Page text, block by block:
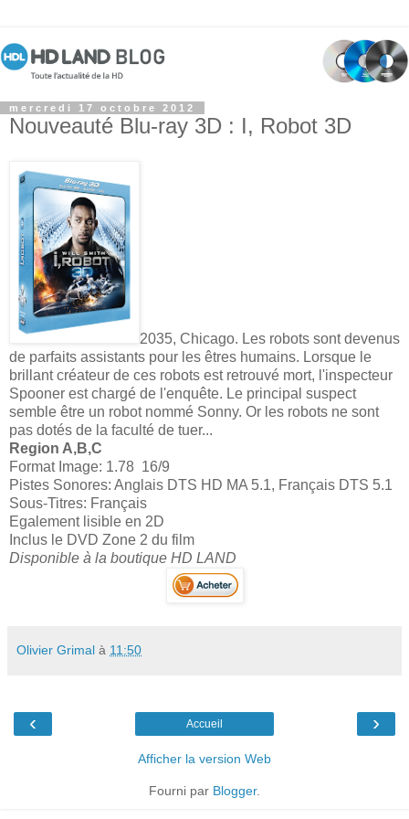
mercredi 17 octobre 2012
Nouveauté Blu-ray 3D : I, Robot 3D
2035, Chicago. Les robots sont devenus
de parfaits assistants pour les êtres humains. Lorsque le
brillant créateur de ces robots est retrouvé mort, l'inspecteur
Spooner est chargé de l'enquête. Le principal suspect
semble être un robot nommé Sonny. Or les robots ne sont
pas dotés de la faculté de tuer...
Region A,B,C
Format Image: 1.78 16/9
Pistes Sonores: Anglais DTS HD MA 5.1, Français DTS 5.1
Sous-Titres: Français
Egalement lisible en 2D
Inclus le DVD Zone 2 du film
Disponible à la boutique HD LAND
Olivier Grimal à 11:50
‹ ›
Accueil
Afficher la version Web
Fourni par Blogger.